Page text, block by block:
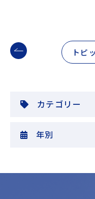
トピ
カテゴリー
年別